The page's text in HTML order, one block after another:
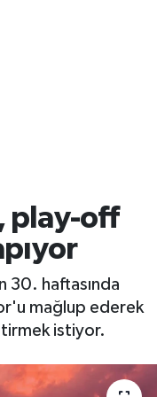
play-off
30. haftasında
mağlup ederek
istiyor.